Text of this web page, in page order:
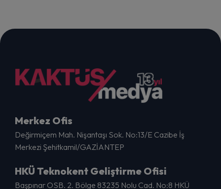
Merkez Ofis
Değirmiçem Mah. Nişantaşı Sok. No:13/E Cazibe İş
Merkezi Şehitkamil/GAZİANTEP
HKÜ Teknokent Geliştirme Ofisi
Başpınar OSB. 2. Bölge 83235 Nolu Cad. No:8 HKÜ